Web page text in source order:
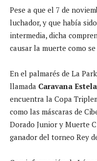
Pese a que el 7 de
luchador, y que había
intermedia, dicha
causar la muerte como
En el palmarés de La
llamada Caravana
encuentra la Copa
como las máscaras de
Dorado Junior y Muerte
ganador del torneo Rey